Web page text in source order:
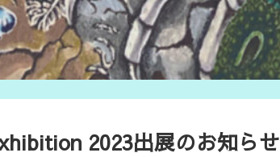
2023出展のお知らせ